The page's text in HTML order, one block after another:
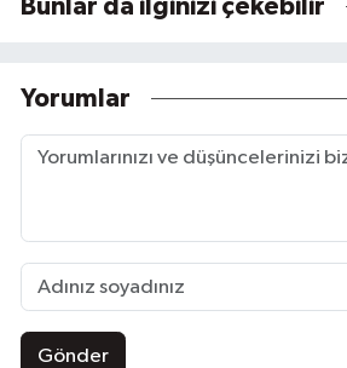
Bunlar da ilginizi çekebilir
Yorumlar
Gönder